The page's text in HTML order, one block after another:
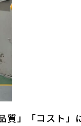
」「コスト